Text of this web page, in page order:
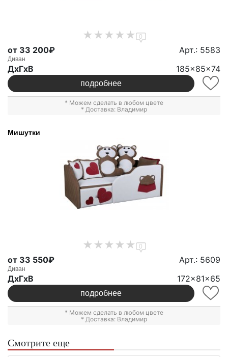
0
от 33 200₽ Арт.: 5583
Диван
ДxГxВ 185x85x74
подробнее
* Можем сделать в любом цвете
* Доставка: Владимир
Мишутки
0
от 33 550₽ Арт.: 5609
Диван
ДxГxВ 172x81x65
подробнее
* Можем сделать в любом цвете
* Доставка: Владимир
Смотрите еще